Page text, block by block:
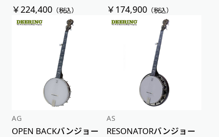
￥224,400（税込） ￥174,900 （税込）
AG
OPEN BACKバンジョー
AS
RESONATORバンジョー